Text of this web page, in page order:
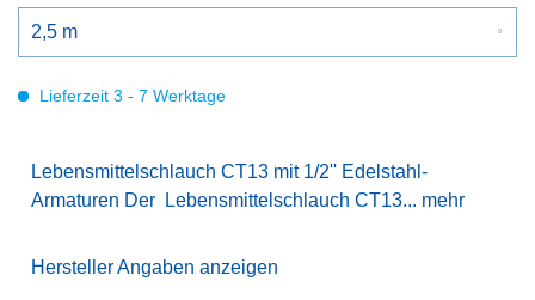
Lieferzeit 3 - 7 Werktage
Lebensmittelschlauch CT13 mit 1/2'' Edelstahl-
Armaturen Der Lebensmittelschlauch CT13... mehr
Hersteller Angaben anzeigen